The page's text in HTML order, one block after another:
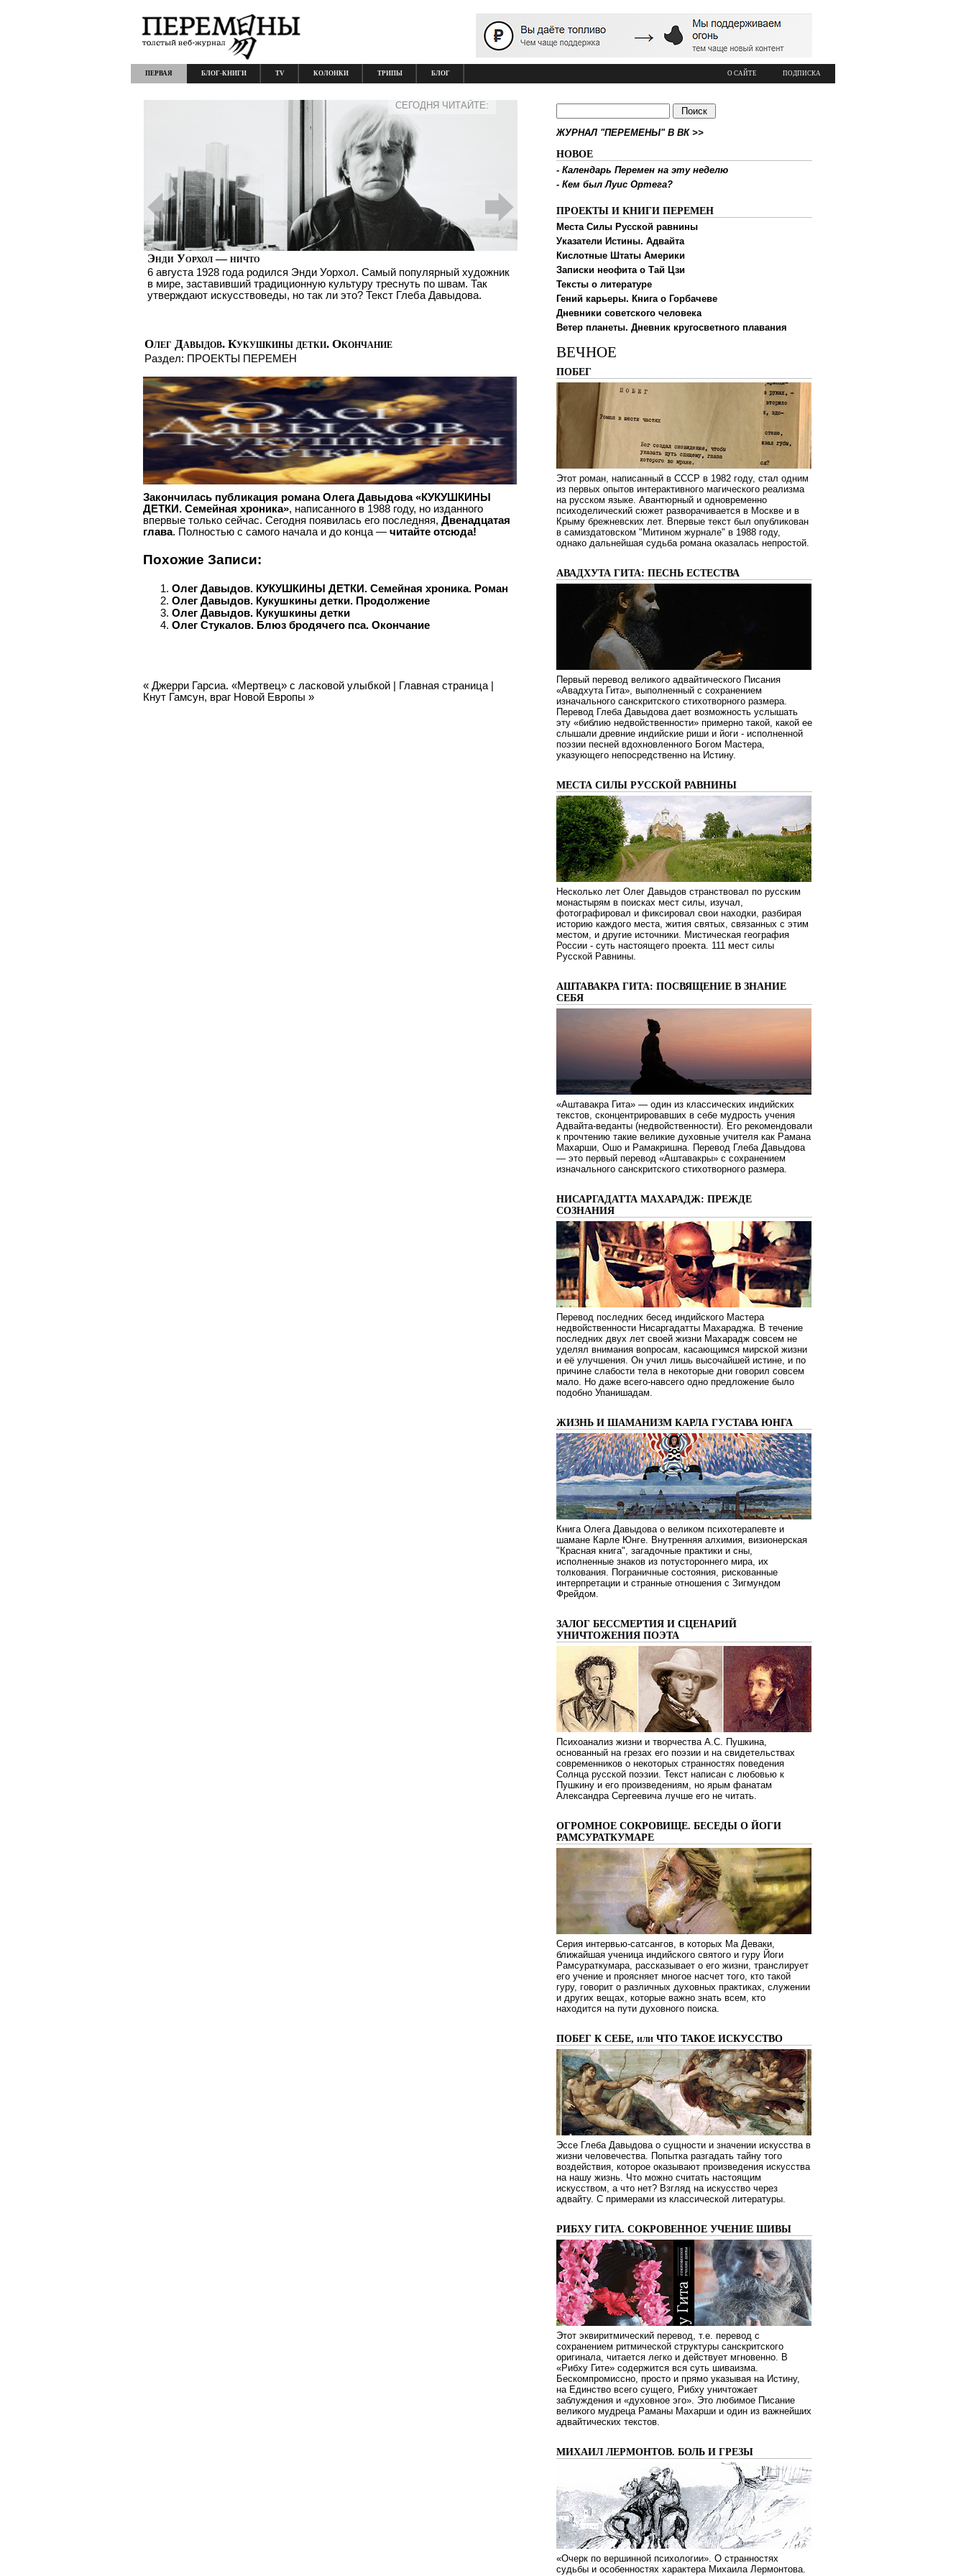
О САЙТЕ ПОДПИСКА
ПЕРВАЯ БЛОГ-КНИГИ TV КОЛОНКИ ТРИПЫ БЛОГ
Энди Уорхол — ничто
6 августа 1928 года родился Энди Уорхол. Самый популярный художник
в мире, заставивший традиционную культуру треснуть по швам. Так
утверждают искусствоведы, но так ли это? Текст Глеба Давыдова.
СЕГОДНЯ ЧИТАЙТЕ:
Олег Давыдов. Кукушкины детки. Окончание
Раздел: ПРОЕКТЫ ПЕРЕМЕН
Закончилась публикация романа Олега Давыдова «КУКУШКИНЫ
ДЕТКИ. Семейная хроника», написанного в 1988 году, но изданного
впервые только сейчас. Сегодня появилась его последняя, Двенадцатая
глава. Полностью с самого начала и до конца — читайте отсюда!
Похожие Записи:
Олег Давыдов. КУКУШКИНЫ ДЕТКИ. Семейная хроника. Роман
Олег Давыдов. Кукушкины детки. Продолжение
Олег Давыдов. Кукушкины детки
Олег Стукалов. Блюз бродячего пса. Окончание
« Джерри Гарсиа. «Мертвец» с ласковой улыбкой | Главная страница |
Кнут Гамсун, враг Новой Европы »
ЖУРНАЛ "ПЕРЕМЕНЫ" В ВК >>
НОВОЕ
- Календарь Перемен на эту неделю
- Кем был Луис Ортега?
ПРОЕКТЫ И КНИГИ ПЕРЕМЕН
Места Силы Русской равнины
Указатели Истины. Адвайта
Кислотные Штаты Америки
Записки неофита о Тай Цзи
Тексты о литературе
Гений карьеры. Книга о Горбачеве
Дневники советского человека
Ветер планеты. Дневник кругосветного плавания
ВЕЧНОЕ
ПОБЕГ
Этот роман, написанный в СССР в 1982 году, стал одним
из первых опытов интерактивного магического реализма
на русском языке. Авантюрный и одновременно
психоделический сюжет разворачивается в Москве и в
Крыму брежневских лет. Впервые текст был опубликован
в самиздатовском "Митином журнале" в 1988 году,
однако дальнейшая судьба романа оказалась непростой.
АВАДХУТА ГИТА: ПЕСНЬ ЕСТЕСТВА
Первый перевод великого адвайтического Писания
«Авадхута Гита», выполненный с сохранением
изначального санскритского стихотворного размера.
Перевод Глеба Давыдова дает возможность услышать
эту «библию недвойственности» примерно такой, какой ее
слышали древние индийские риши и йоги - исполненной
поэзии песней вдохновленного Богом Мастера,
указующего непосредственно на Истину.
МЕСТА СИЛЫ РУССКОЙ РАВНИНЫ
Несколько лет Олег Давыдов странствовал по русским
монастырям в поисках мест силы, изучал,
фотографировал и фиксировал свои находки, разбирая
историю каждого места, жития святых, связанных с этим
местом, и другие источники. Мистическая география
России - суть настоящего проекта. 111 мест силы
Русской Равнины.
АШТАВАКРА ГИТА: ПОСВЯЩЕНИЕ В ЗНАНИЕ
СЕБЯ
«Аштавакра Гита» — один из классических индийских
текстов, сконцентрировавших в себе мудрость учения
Адвайта-веданты (недвойственности). Его рекомендовали
к прочтению такие великие духовные учителя как Рамана
Махарши, Ошо и Рамакришна. Перевод Глеба Давыдова
— это первый перевод «Аштавакры» с сохранением
изначального санскритского стихотворного размера.
НИСАРГАДАТТА МАХАРАДЖ: ПРЕЖДЕ
СОЗНАНИЯ
Перевод последних бесед индийского Мастера
недвойственности Нисаргадатты Махараджа. В течение
последних двух лет своей жизни Махарадж совсем не
уделял внимания вопросам, касающимся мирской жизни
и её улучшения. Он учил лишь высочайшей истине, и по
причине слабости тела в некоторые дни говорил совсем
мало. Но даже всего-навсего одно предложение было
подобно Упанишадам.
ЖИЗНЬ И ШАМАНИЗМ КАРЛА ГУСТАВА ЮНГА
Книга Олега Давыдова о великом психотерапевте и
шамане Карле Юнге. Внутренняя алхимия, визионерская
"Красная книга", загадочные практики и сны,
исполненные знаков из потустороннего мира, их
толкования. Пограничные состояния, рискованные
интерпретации и странные отношения с Зигмундом
Фрейдом.
ЗАЛОГ БЕССМЕРТИЯ И СЦЕНАРИЙ
УНИЧТОЖЕНИЯ ПОЭТА
Психоанализ жизни и творчества А.С. Пушкина,
основанный на грезах его поэзии и на свидетельствах
современников о некоторых странностях поведения
Солнца русской поэзии. Текст написан с любовью к
Пушкину и его произведениям, но ярым фанатам
Александра Сергеевича лучше его не читать.
ОГРОМНОЕ СОКРОВИЩЕ. БЕСЕДЫ О ЙОГИ
РАМСУРАТКУМАРЕ
Серия интервью-сатсангов, в которых Ма Деваки,
ближайшая ученица индийского святого и гуру Йоги
Рамсураткумара, рассказывает о его жизни, транслирует
его учение и проясняет многое насчет того, кто такой
гуру, говорит о различных духовных практиках, служении
и других вещах, которые важно знать всем, кто
находится на пути духовного поиска.
ПОБЕГ К СЕБЕ, или ЧТО ТАКОЕ ИСКУССТВО
Эссе Глеба Давыдова о сущности и значении искусства в
жизни человечества. Попытка разгадать тайну того
воздействия, которое оказывают произведения искусства
на нашу жизнь. Что можно считать настоящим
искусством, а что нет? Взгляд на искусство через
адвайту. С примерами из классической литературы.
РИБХУ ГИТА. СОКРОВЕННОЕ УЧЕНИЕ ШИВЫ
Этот эквиритмический перевод, т.е. перевод с
сохранением ритмической структуры санскритского
оригинала, читается легко и действует мгновенно. В
«Рибху Гите» содержится вся суть шиваизма.
Бескомпромиссно, просто и прямо указывая на Истину,
на Единство всего сущего, Рибху уничтожает
заблуждения и «духовное эго». Это любимое Писание
великого мудреца Раманы Махарши и один из важнейших
адвайтических текстов.
МИХАИЛ ЛЕРМОНТОВ. БОЛЬ И ГРЕЗЫ
«Очерк по вершинной психологии». О странностях
судьбы и особенностях характера Михаила Лермонтова.